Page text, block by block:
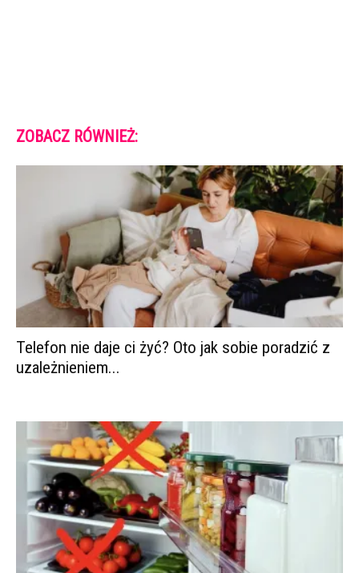
ZOBACZ RÓWNIEŻ:
Telefon nie daje ci żyć? Oto jak sobie poradzić z
uzależnieniem...